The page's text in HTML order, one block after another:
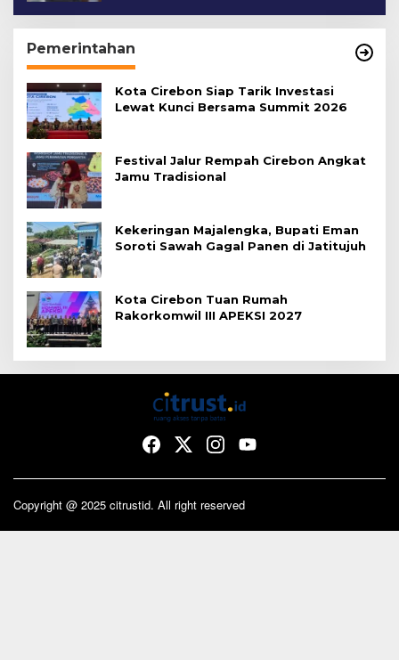
Pemerintahan
Kota Cirebon Siap Tarik Investasi
Lewat Kunci Bersama Summit 2026
Festival Jalur Rempah Cirebon Angkat
Jamu Tradisional
Kekeringan Majalengka, Bupati Eman
Soroti Sawah Gagal Panen di Jatitujuh
Kota Cirebon Tuan Rumah
Rakorkomwil III APEKSI 2027
Copyright @ 2025 citrustid. All right reserved